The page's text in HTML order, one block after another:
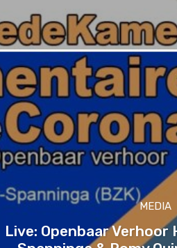
MEDIA
Live: Openbaar Verhoor